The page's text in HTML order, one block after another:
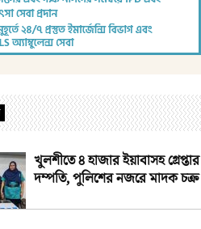
খুলশীতে ৪ হাজার ইয়াবাসহ গ্রেপ্তার
দম্পতি, পুলিশের নজরে মাদক চক্র